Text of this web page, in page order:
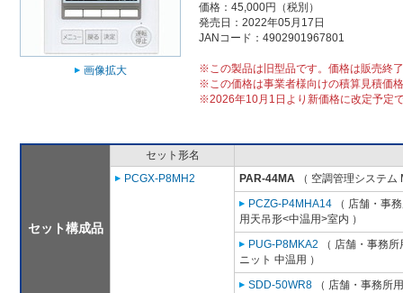
画像拡大
価格：45,000円（税別）
発売日：2022年05月17日
JANコード：4902901967801
※この製品は旧型品です。価格は販売終
※この価格は事業者様向けの積算見積価
※2026年10月1日より新価格に改定予定
セット構成品
セット形名
PCGX-P8MH2
PAR-44MA （ 空調管理システム
PCZG-P4MHA14 （ 店舗・事
用天吊形<中温用>室内 ）
PUG-P8MKA2 （ 店舗・事務
ニット 中温用 ）
SDD-50WR8 （ 店舗・事務所